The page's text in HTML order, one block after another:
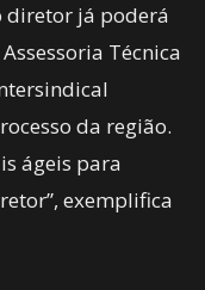
diretor já poderá
Técnica
da região.
ágeis para
exemplifica